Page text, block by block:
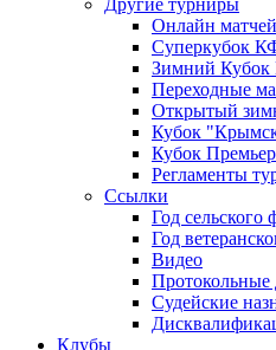
Другие турниры
Онлайн матчей
Суперкубок
Зимний
Переходные
Открытый
Кубок
Кубок
Регламенты
Ссылки
Год сельского
Год
Видео
Протокольные
Судейские
Клубы